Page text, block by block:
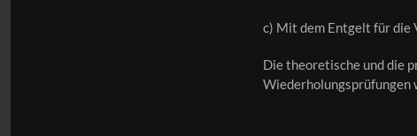
c) Mit dem Entgelt für die
Die theoretische und die
Wiederholungsprüfungen